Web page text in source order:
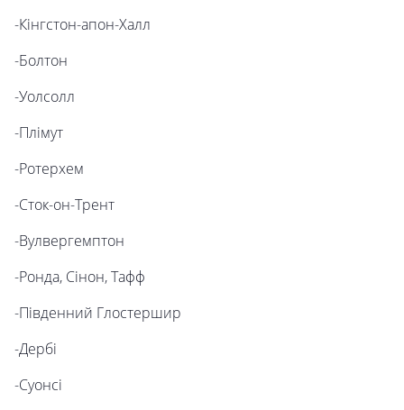
-Кінгстон-апон-Халл
-Болтон
-Уолсолл
-Плімут
-Ротерхем
-Сток-он-Трент
-Вулвергемптон
-Ронда, Сінон, Тафф
-Південний Глостершир
-Дербі
-Суонсі